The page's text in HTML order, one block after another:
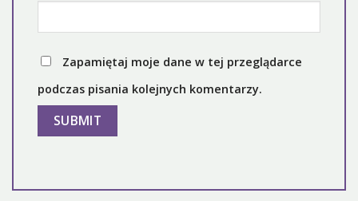
Zapamiętaj moje dane w tej przeglądarce
podczas pisania kolejnych komentarzy.